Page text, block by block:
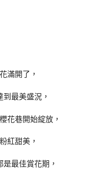
滿開了，
最美盛況，
花巷開始綻放，
紅甜美，
最佳賞花期，